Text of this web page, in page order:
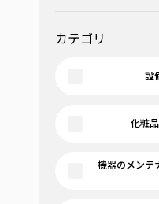
カテゴリ
設
化粧
機器のメンテ